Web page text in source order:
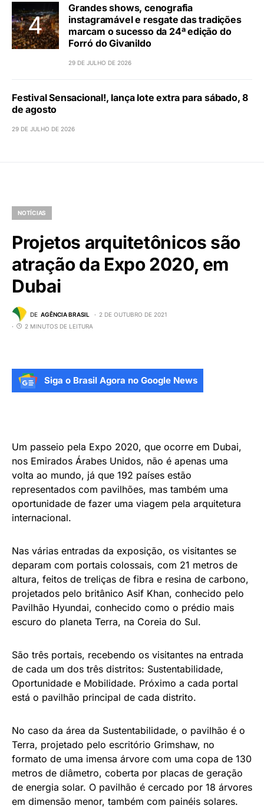
Grandes shows, cenografia
instagramável e resgate das tradições
marcam o sucesso da 24ª edição do
Forró do Givanildo
29 DE JULHO DE 2026
Festival Sensacional!, lança lote extra para sábado, 8
de agosto
29 DE JULHO DE 2026
NOTÍCIAS
Projetos arquitetônicos são
atração da Expo 2020, em
Dubai
DE AGÊNCIA BRASIL
2 DE OUTUBRO DE 2021
2 MINUTOS DE LEITURA
Siga o Brasil Agora no Google News
Um passeio pela Expo 2020, que ocorre em Dubai,
nos Emirados Árabes Unidos, não é apenas uma
volta ao mundo, já que 192 países estão
representados com pavilhões, mas também uma
oportunidade de fazer uma viagem pela arquitetura
internacional.
Nas várias entradas da exposição, os visitantes se
deparam com portais colossais, com 21 metros de
altura, feitos de treliças de fibra e resina de carbono,
projetados pelo britânico Asif Khan, conhecido pelo
Pavilhão Hyundai, conhecido como o prédio mais
escuro do planeta Terra, na Coreia do Sul.
São três portais, recebendo os visitantes na entrada
de cada um dos três distritos: Sustentabilidade,
Oportunidade e Mobilidade. Próximo a cada portal
está o pavilhão principal de cada distrito.
No caso da área da Sustentabilidade, o pavilhão é o
Terra, projetado pelo escritório Grimshaw, no
formato de uma imensa árvore com uma copa de 130
metros de diâmetro, coberta por placas de geração
de energia solar. O pavilhão é cercado por 18 árvores
em dimensão menor, também com painéis solares.